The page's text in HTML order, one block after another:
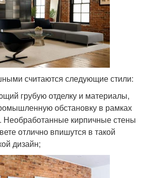
считаются следующие стили:
грубую отделку и материалы,
обстановку в рамках
кирпичные стены
отлично впишутся в такой
дизайн;